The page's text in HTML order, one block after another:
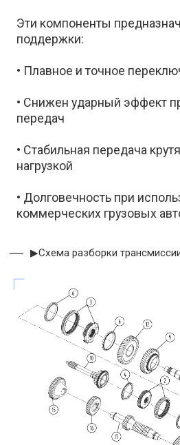
Эти компоненты
поддержки:
• Плавное и точное
• Снижен ударный эффект
передач
• Стабильная передача
нагрузкой
• Долговечность при
коммерческих грузовых
▶Схема разборки